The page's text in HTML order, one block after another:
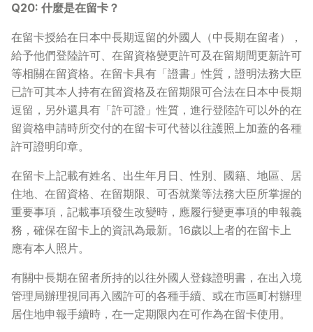
Q20: 什麼是在留卡？
在留卡授給在日本中長期逗留的外國人（中長期在留者），
給予他們登陸許可、在留資格變更許可及在留期間更新許可
等相關在留資格。在留卡具有「證書」性質，證明法務大臣
已許可其本人持有在留資格及在留期限可合法在日本中長期
逗留，另外還具有「許可證」性質，進行登陸許可以外的在
留資格申請時所交付的在留卡可代替以往護照上加蓋的各種
許可證明印章。
在留卡上記載有姓名、出生年月日、性別、國籍、地區、居
住地、在留資格、在留期限、可否就業等法務大臣所掌握的
重要事項，記載事項發生改變時，應履行變更事項的申報義
務，確保在留卡上的資訊為最新。16歲以上者的在留卡上
應有本人照片。
有關中長期在留者所持的以往外國人登錄證明書，在出入境
管理局辦理視同再入國許可的各種手續、或在市區町村辦理
居住地申報手續時，在一定期限內在可作為在留卡使用。